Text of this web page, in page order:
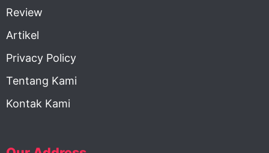
Review
Artikel
Privacy Policy
Tentang Kami
Kontak Kami